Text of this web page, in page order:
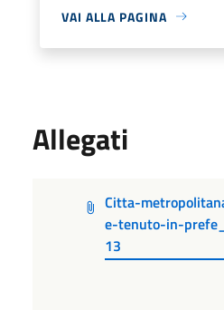
VAI ALLA PAGINA
Allegati
Citta-
e-tenuto-in-
13